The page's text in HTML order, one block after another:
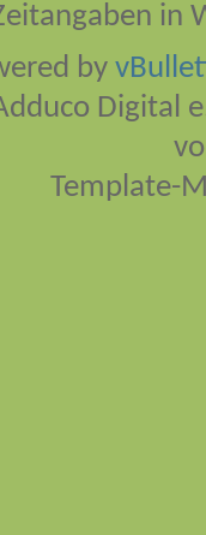
in
by
Digital
Template-